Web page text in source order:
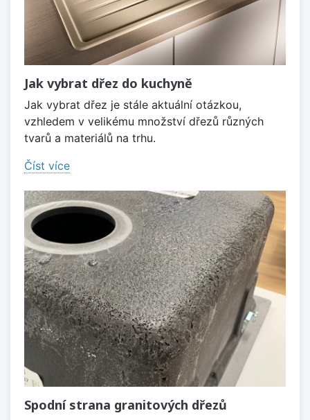
Jak vybrat dřez do kuchyně
Jak vybrat dřez je stále aktuální otázkou,
vzhledem v velikému množství dřezů různých
tvarů a materiálů na trhu.
Číst více
Spodní strana granitových dřezů